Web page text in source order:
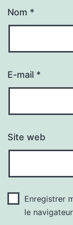
Nom *
E-mail *
Site web
Enregistrer
le